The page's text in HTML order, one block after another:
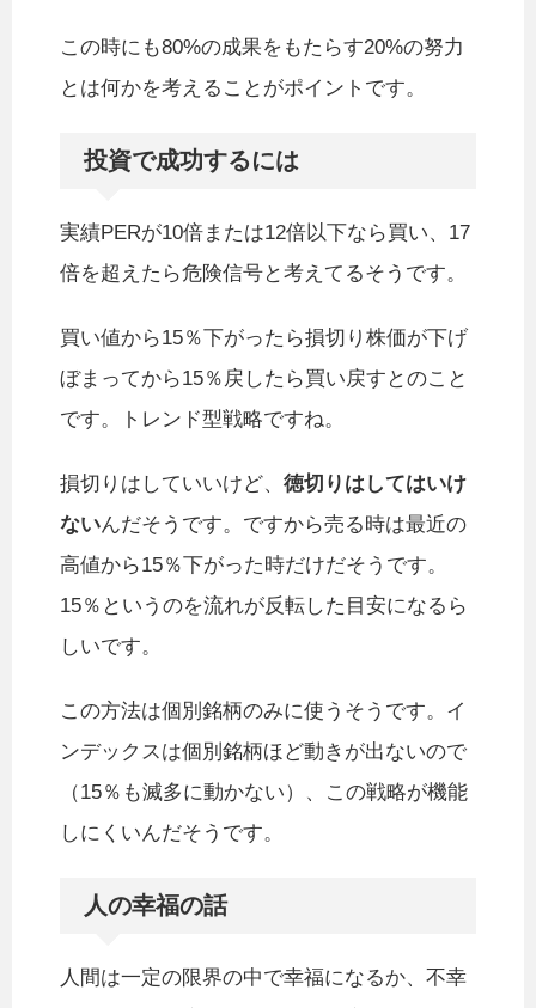
この時にも80%の成果をもたらす20%の努力
とは何かを考えることがポイントです。
投資で成功するには
実績PERが10倍または12倍以下なら買い、17
倍を超えたら危険信号と考えてるそうです。
買い値から15％下がったら損切り株価が下げ
ぼまってから15％戻したら買い戻すとのこと
です。トレンド型戦略ですね。
損切りはしていいけど、 徳切りはしてはいけ
ないんだそうです。ですから売る時は最近の
高値から15％下がった時だけだそうです。
15％というのを流れが反転した目安になるら
しいです。
この方法は個別銘柄のみに使うそうです。イ
ンデックスは個別銘柄ほど動きが出ないので
（15％も滅多に動かない）、この戦略が機能
しにくいんだそうです。
人の幸福の話
人間は一定の限界の中で幸福になるか、不幸